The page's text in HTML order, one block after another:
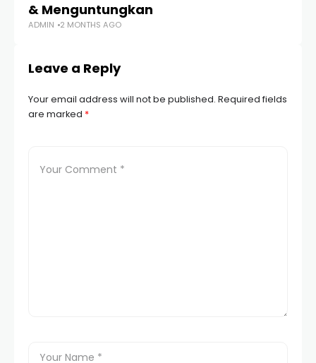
& Menguntungkan
ADMIN 2 MONTHS AGO
Leave a Reply
Your email address will not be published. Required fields
are marked *